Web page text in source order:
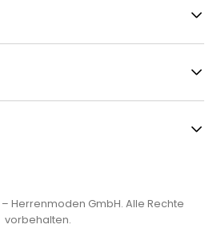
– Herrenmoden GmbH. Alle Rechte
vorbehalten.